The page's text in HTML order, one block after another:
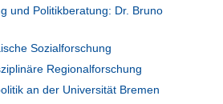
und Politikberatung: Dr. Bruno
Sozialforschung
Regionalforschung
an der Universität Bremen